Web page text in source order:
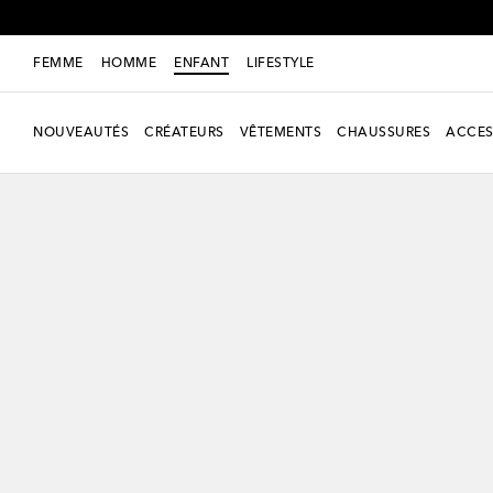
FEMME HOMME ENFANT LIFESTYLE
NOUVEAUTÉS CRÉATEURS VÊTEMENTS CHAUSSURES